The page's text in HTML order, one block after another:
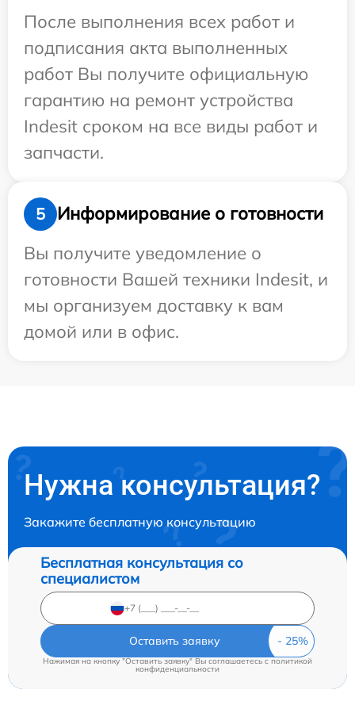
После выполнения всех работ и
подписания акта выполненных
работ Вы получите официальную
гарантию на ремонт устройства
Indesit сроком на все виды работ и
запчасти.
5
Информирование о готовности
Вы получите уведомление о
готовности Вашей техники Indesit, и
мы организуем доставку к вам
домой или в офис.
Нужна консультация?
Закажите бесплатную консультацию
Бесплатная консультация со
специалистом
Оставить заявку
Нажимая на кнопку "Оставить заявку" Вы соглашаетесь cполитикой
конфиденциальности